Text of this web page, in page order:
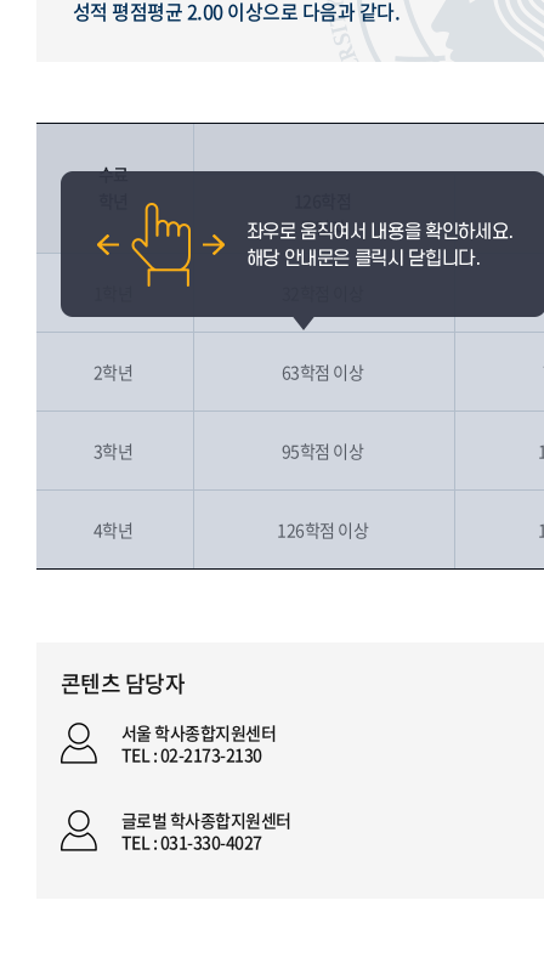
성적 평점평균 2.00 이상으로 다음과 같다.
수료
졸업자
2학년 63학점 이상
3학년 95학점 이상
4학년 126학점 이상
콘텐츠 담당자
서울 학사종합지원센터
TEL : 02-2173-2130
글로벌 학사종합지원센터
TEL : 031-330-4027